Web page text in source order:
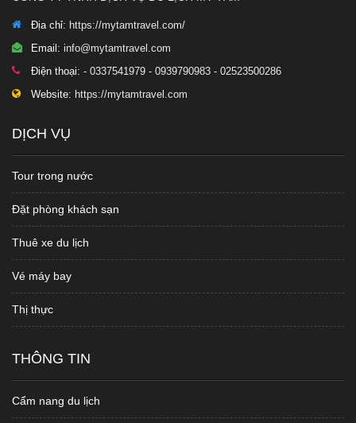
Địa chỉ: https://mytamtravel.com/
Email: info@mytamtravel.com
Điện thoại: - 0337541979 - 0939790983 - 02523500286
Website: https://mytamtravel.com
DỊCH VỤ
Tour trong nước
Đặt phòng khách sạn
Thuê xe du lịch
Vé máy bay
Thị thực
THÔNG TIN
Cẩm nang du lịch